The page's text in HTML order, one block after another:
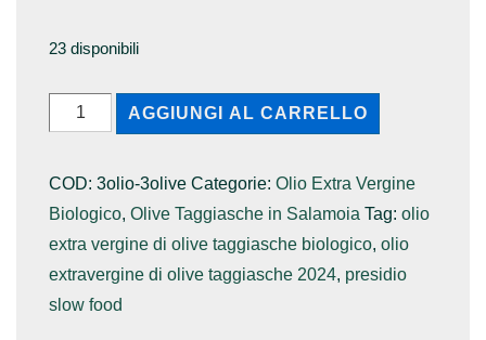
23 disponibili
Bottiglie
AGGIUNGI AL CARRELLO
COD: 3olio-3olive Categorie: Olio Extra Vergine
Biologico, Olive Taggiasche in Salamoia Tag: olio
extra vergine di olive taggiasche biologico, olio
extravergine di olive taggiasche 2024, presidio
slow food